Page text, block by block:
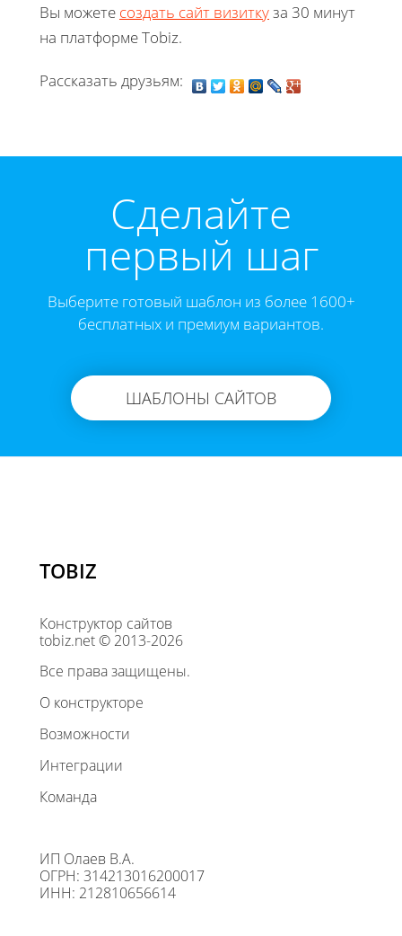
Вы можете создать сайт визиткуза 30 минут
на платформе Tobiz.
Рассказать друзьям:
Cделайте
первый шаг
Выберите готовый шаблон из более 1600+
бесплатных и премиум вариантов.
ШАБЛОНЫ САЙТОВ
TOBIZ
Конструктор сайтов
tobiz.net © 2013-2026
Все права защищены.
О конструкторе
Возможности
Интеграции
Команда
ИП Олаев В.А.
ОГРН: 314213016200017
ИНН: 212810656614